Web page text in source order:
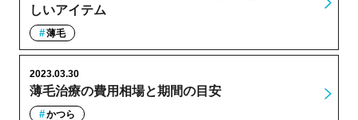
しいアイテム
薄毛
薄毛治療の費用相場と期間の目安
2023.03.30
かつら